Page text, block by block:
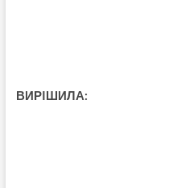
ВИРIШИЛА: